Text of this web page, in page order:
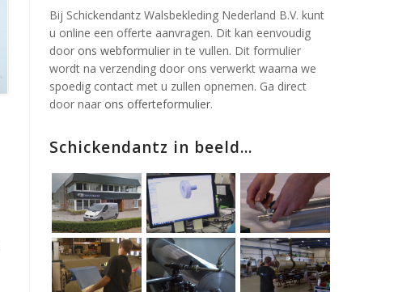
Bij Schickendantz Walsbekleding Nederland B.V. kunt
u online een offerte aanvragen. Dit kan eenvoudig
door ons webformulier in te vullen. Dit formulier
wordt na verzending door ons verwerkt waarna we
spoedig contact met u zullen opnemen. Ga direct
door naar ons offerteformulier.
Schickendantz in beeld...